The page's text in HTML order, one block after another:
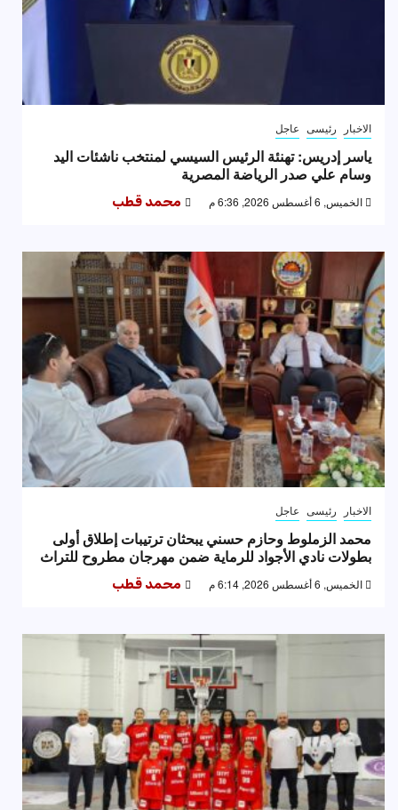
الاخبار رئيسى عاجل
ياسر إدريس: تهنئة الرئيس السيسي لمنتخب ناشئات اليد
وسام علي صدر الرياضة المصرية
الخميس, 6 أغسطس 2026, 6:36 م محمد قطب
الاخبار رئيسى عاجل
محمد الزملوط وحازم حسني يبحثان ترتيبات إطلاق أولى
بطولات نادي الأجواد للرماية ضمن مهرجان مطروح للتراث
الخميس, 6 أغسطس 2026, 6:14 م محمد قطب